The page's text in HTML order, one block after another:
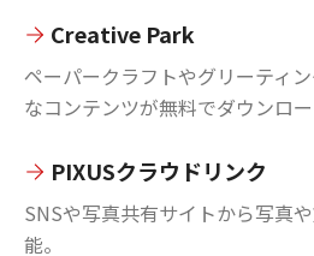
Creative Park
ペーパークラフトやグリーティ
なコンテンツが無料でダウンロー
PIXUSクラウドリンク
SNSや写真共有サイトから写真
能。